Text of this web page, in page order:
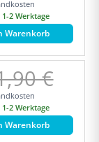
2 Werktage
Warenkorb
€
2 Werktage
Warenkorb